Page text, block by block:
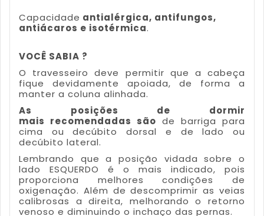
Capacidade antialérgica, antifungos,
antiácaros e isotérmica.
VOCÊ SABIA ?
O travesseiro deve permitir que a cabeça
fique devidamente apoiada, de forma a
manter a coluna alinhada.
As posições de dormir
mais recomendadas são de barriga para
cima ou decúbito dorsal e de lado ou
decúbito lateral.
Lembrando que a posição vidada sobre o
lado ESQUERDO é o mais indicado, pois
proporciona melhores condições de
oxigenação. Além de descomprimir as veias
calibrosas a direita, melhorando o retorno
venoso e diminuindo o inchaço das pernas.